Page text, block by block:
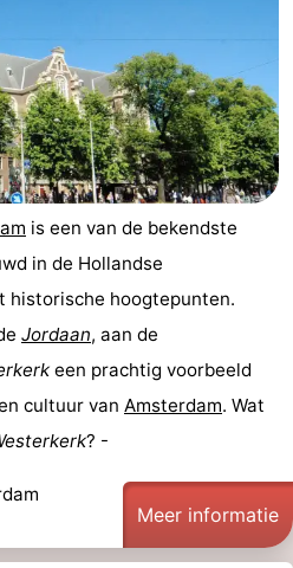
is een van de bekendste
in de Hollandse
historische hoogtepunten.
Jordaan, aan de
een prachtig voorbeeld
cultuur van Amsterdam. Wat
? -
Meer informatie